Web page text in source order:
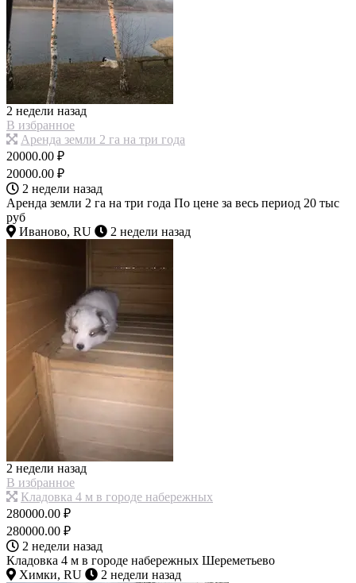
2 недели назад
В избранное
Аренда земли 2 га на три года
20000.00 ₽
20000.00 ₽
2 недели назад
Аренда земли 2 га на три года По цене за весь период 20 тыс
руб
Иваново, RU
2 недели назад
2 недели назад
В избранное
Кладовка 4 м в городе набережных
280000.00 ₽
280000.00 ₽
2 недели назад
Кладовка 4 м в городе набережных Шереметьево
Химки, RU
2 недели назад